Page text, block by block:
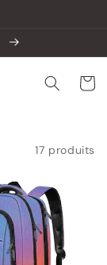
Panier
17 produits